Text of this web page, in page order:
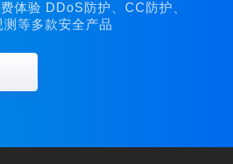
体验 DDoS防护、CC防护、
等多款安全产品